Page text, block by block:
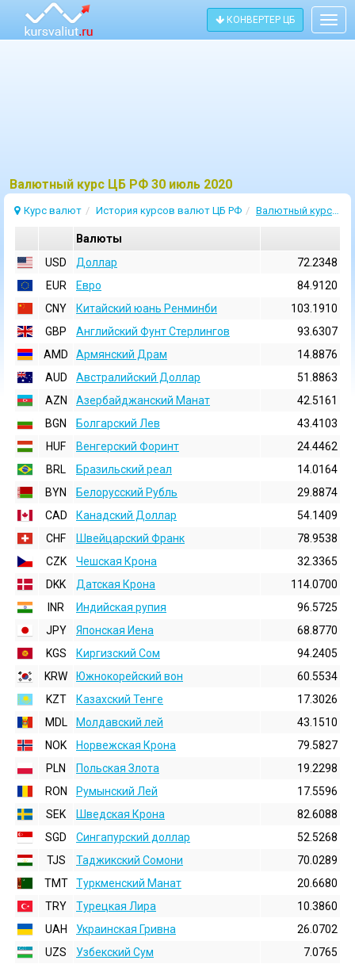
КОНВЕРТЕР ЦБ
Bалютный курс ЦБ РФ 30 июль 2020
Курс валют История курсов валют ЦБ РФ Валютный курс 30 Июль 2020
Валюты
USD
Доллар
72.2348
EUR
Евро
84.9120
CNY
Китайский юань Ренминби
103.1910
GBP
Английский Фунт Стерлингов
93.6307
AMD
Армянский Драм
14.8876
AUD
Австралийский Доллар
51.8863
AZN
Азербайджанский Манат
42.5161
BGN
Болгарский Лев
43.4103
HUF
Венгерский Форинт
24.4462
BRL
Бразильский реал
14.0164
BYN
Белорусский Рубль
29.8874
CAD
Канадский Доллар
54.1409
CHF
Швейцарский Франк
78.9538
CZK
Чешская Крона
32.3365
DKK
Датская Крона
114.0700
INR
Индийская pупия
96.5725
JPY
Японская Иена
68.8770
KGS
Киргизский Сом
94.2405
KRW
Южнокорейский вон
60.5534
KZT
Казахский Тенге
17.3026
MDL
Молдавский лей
43.1510
NOK
Норвежская Крона
79.5827
PLN
Польская Злота
19.2298
RON
Румынский Лей
17.5596
SEK
Шведская Крона
82.6088
SGD
Сингапурский доллар
52.5268
TJS
Таджикский Сомони
70.0289
TMT
Туркменский Манат
20.6680
TRY
Турецкая Лира
10.3860
UAH
Украинская Гривна
26.0702
UZS
Узбекский Сум
7.0765